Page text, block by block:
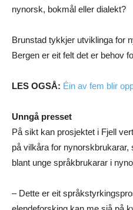
nynorsk, bokmål eller dialekt?
Brunstad tykkjer utviklinga for
Bergen er eit felt det er behov
LES OGSÅ: Éin av fem blir
Unngå presset
På sikt kan prosjektet i Fjell
på vilkåra for
blant unge språkbrukarar i
– Dette er eit